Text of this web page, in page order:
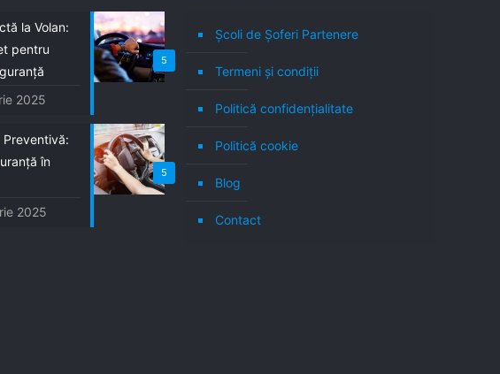
5
la Volan:
pentru
2025
5
Preventivă:
în
2025
Școli de Șoferi Partenere
Termeni şi condiţii
Politică confidenţialitate
Politică cookie
Blog
Contact